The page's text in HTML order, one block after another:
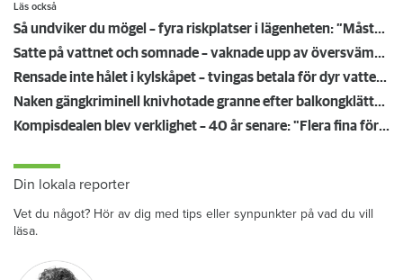
Läs också
Så undviker du mögel – fyra riskplatser i lägenheten: ”Måste städa bort”
Satte på vattnet och somnade – vaknade upp av översvämning hos grannen
Rensade inte hålet i kylskåpet – tvingas betala för dyr vattenskada
Naken gängkriminell knivhotade granne efter balkongklättring
Kompisdealen blev verklighet – 40 år senare: "Flera fina fördelar med att dela bostad"
Din lokala reporter
Vet du något? Hör av dig med tips eller synpunkter på vad du vill
läsa.